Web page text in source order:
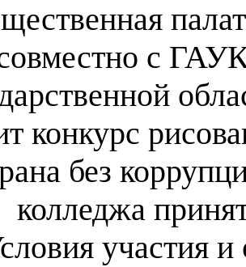
с
конкурс
без
колледжа
участия